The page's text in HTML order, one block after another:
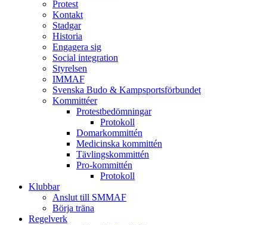
Protest
Kontakt
Stadgar
Historia
Engagera sig
Social integration
Styrelsen
IMMAF
Svenska Budo & Kampsportsförbundet
Kommittéer
Protestbedömningar
Protokoll
Domarkommittén
Medicinska kommittén
Tävlingskommittén
Pro-kommittén
Protokoll
Klubbar
Anslut till SMMAF
Börja träna
Regelverk